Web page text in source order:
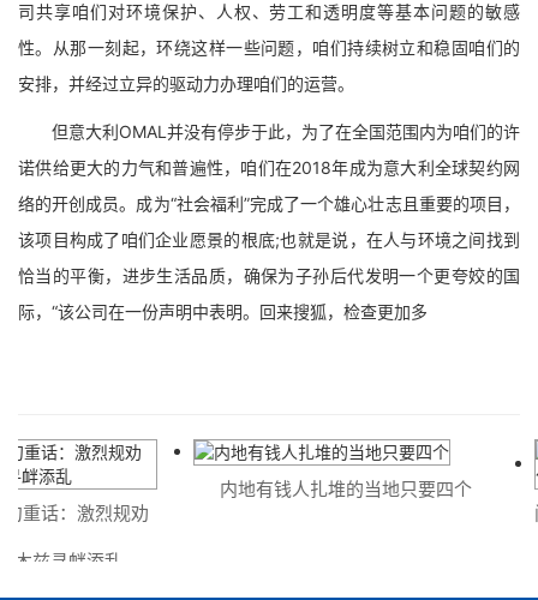
司共享咱们对环境保护、人权、劳工和透明度等基本问题的敏感
性。从那一刻起，环绕这样一些问题，咱们持续树立和稳固咱们的
安排，并经过立异的驱动力办理咱们的运营。
但意大利OMAL并没有停步于此，为了在全国范围内为咱们的许
诺供给更大的力气和普遍性，咱们在2018年成为意大利全球契约网
络的开创成员。成为“社会福利”完成了一个雄心壮志且重要的项目，
该项目构成了咱们企业愿景的根底;也就是说，在人与环境之间找到
恰当的平衡，进步生活品质，确保为子孙后代发明一个更夸姣的国
际，“该公司在一份声明中表明。回来搜狐，检查更加多
重话：激烈规劝
兹寻衅添乱
内地有钱人扎堆的当地只要四个